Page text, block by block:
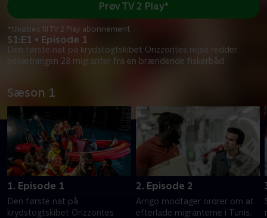
S1:E1 • Episode 1
Den første nat på krydstogtskibet Orizzontes rejse redder
besætningen 28 migranter fra en brændende fiskerbåd
Prøv TV 2 Play*
*tilkøbes til TV 2 Play abonnement
Sæson 1
1. Episode 1
Den første nat på
krydstogtskibet Orizzontes
2. Episode 2
Arrigo modtager ordrer om at
efterlade migranterne i Tunis.